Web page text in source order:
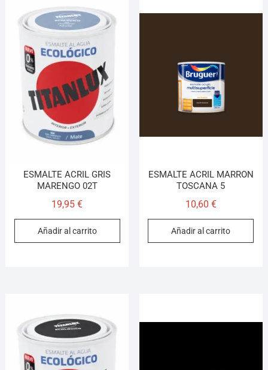
ESMALTE ACRIL GRIS
MARENGO 02T
19,95€
Añadir al carrito
ESMALTE ACRIL MARRON
TOSCANA 5
10,60 €
Añadir al carrito